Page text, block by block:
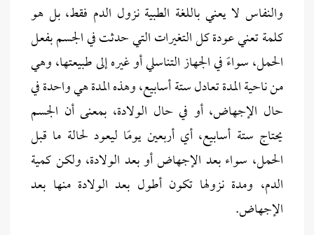
والنفاس لا يعني باللغة الطبية نزول الدم فقط، بل هو
كلمة تعني عودة كل التغيرات التي حدثت في الجسم بفعل
الحمل، سواءً في الجهاز التناسلي أو غيره إلى طبيعتها، وهي
من ناحية المدة تعادل ستة أسابيع، وهذه المدة هي واحدة في
حال الإجهاض، أو في حال الولادة، بمعنى أن الجسم
يحتاج ستة أسابيع، أي أربعين يومًا ليعود لحالة ما قبل
الحمل، سواء بعد الإجهاض أو بعد الولادة، ولكن كمية
الدم، ومدة نزولها تكون أطول بعد الولادة منها بعد
الإجهاض.